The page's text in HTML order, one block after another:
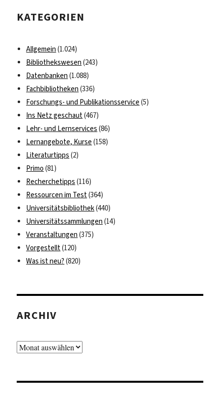
KATEGORIEN
Allgemein (1.024)
Bibliothekswesen (243)
Datenbanken (1.088)
Fachbibliotheken (336)
Forschungs- und Publikationsservice (5)
Ins Netz geschaut(467)
Lehr- und Lernservices (86)
Lernangebote, Kurse (158)
Literaturtipps (2)
Primo (81)
Recherchetipps (116)
Ressourcen im Test(364)
Universitätsbibliothek(440)
Universitätssammlungen (14)
Veranstaltungen (375)
Vorgestellt(120)
Was ist neu? (820)
ARCHIV
Archiv